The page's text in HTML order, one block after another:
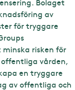
av
för tryggare
risken för
vården,
en tryggare
av offentliga och